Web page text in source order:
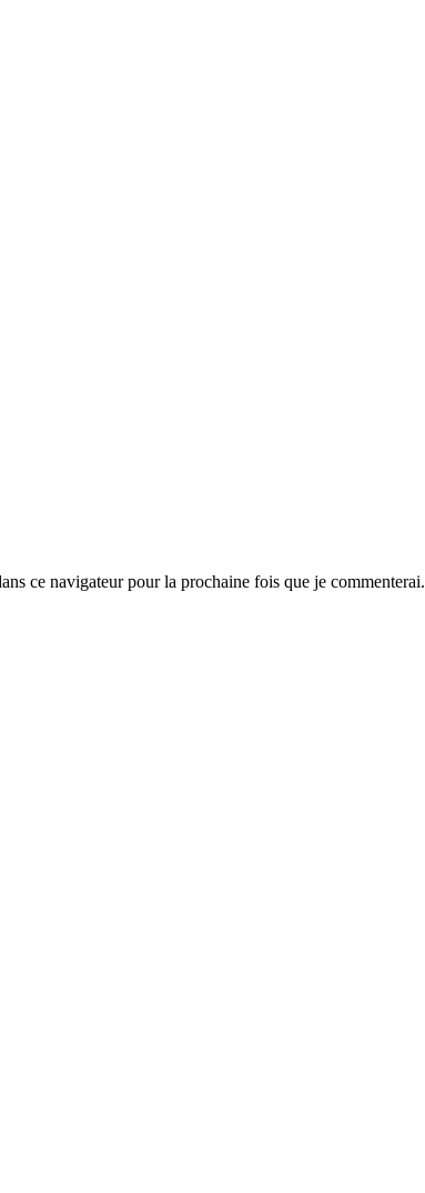
ce navigateur pour la prochaine fois que je commenterai.